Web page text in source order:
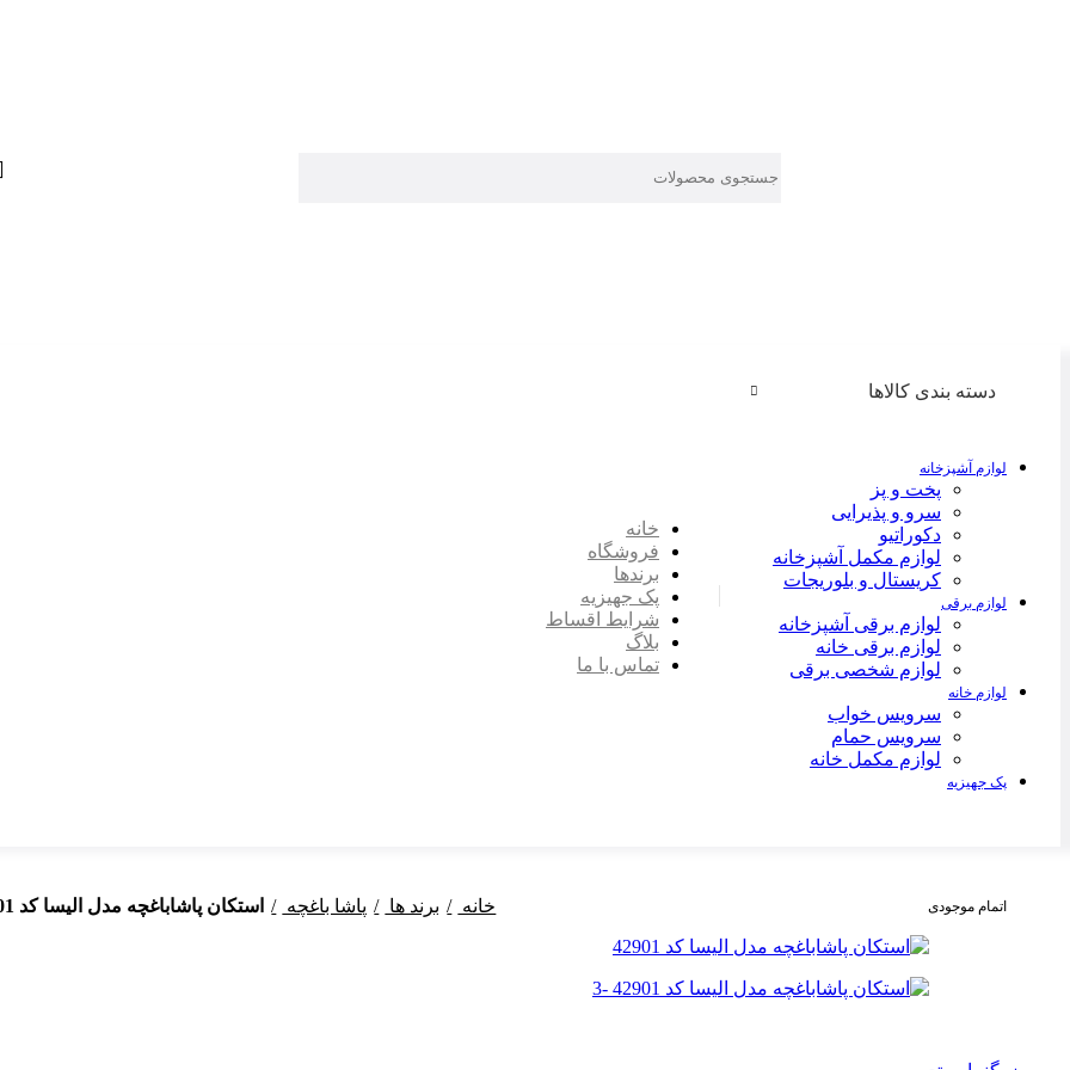
دسته بندی کالاها
لوازم آشپزخانه
پخت و پز
سرو و پذیرایی
دکوراتیو
لوازم مکمل آشپزخانه
کریستال و بلوریجات
لوازم برقی
لوازم برقی آشپزخانه
لوازم برقی خانه
لوازم شخصی برقی
لوازم خانه
سرویس خواب
سرویس حمام
لوازم مکمل خانه
پک جهیزیه
خانه
فروشگاه
برندها
پک جهیزیه
شرایط اقساط
بلاگ
تماس با ما
اتمام موجودی خانه برند ها پاشا باغچه استکان پاشاباغچه مدل الیسا کد 42901